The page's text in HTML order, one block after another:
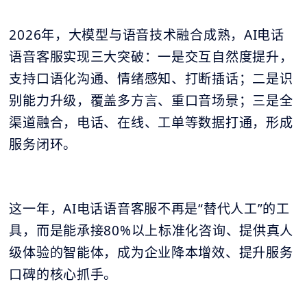
2026年，大模型与语音技术融合成熟，AI电话
语音客服实现三大突破：一是交互自然度提升，
支持口语化沟通、情绪感知、打断插话；二是识
别能力升级，覆盖多方言、重口音场景；三是全
渠道融合，电话、在线、工单等数据打通，形成
服务闭环。
这一年，AI电话语音客服不再是“替代人工”的工
具，而是能承接80%以上标准化咨询、提供真人
级体验的智能体，成为企业降本增效、提升服务
口碑的核心抓手。